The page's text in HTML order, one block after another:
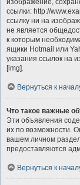
изображение,
ссылки: http://
ссылку ни на
не является
к которым
ящики Hotmail или
указания ссылок на
[img].
Вернуться к
Что такое важные
Эти объявления
их по возможности.
вашем личном
предоставляются
Вернуться к